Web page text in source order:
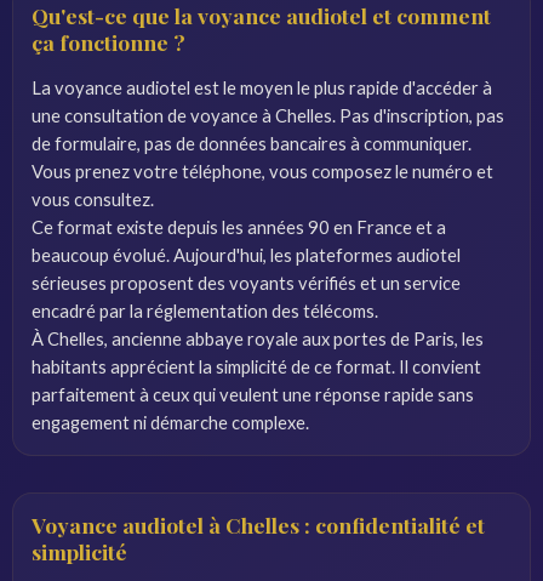
Qu'est-ce que la voyance audiotel et comment
ça fonctionne ?
La voyance audiotel est le moyen le plus rapide d'accéder à
une consultation de voyance à Chelles. Pas d'inscription, pas
de formulaire, pas de données bancaires à communiquer.
Vous prenez votre téléphone, vous composez le numéro et
vous consultez.
Ce format existe depuis les années 90 en France et a
beaucoup évolué. Aujourd'hui, les plateformes audiotel
sérieuses proposent des voyants vérifiés et un service
encadré par la réglementation des télécoms.
À Chelles, ancienne abbaye royale aux portes de Paris, les
habitants apprécient la simplicité de ce format. Il convient
parfaitement à ceux qui veulent une réponse rapide sans
engagement ni démarche complexe.
Voyance audiotel à Chelles : confidentialité et
simplicité